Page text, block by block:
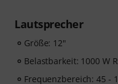
Lautsprecher
Größe: 12"
Belastbarkeit: 1000 W
Frequenzbereich: 45 -